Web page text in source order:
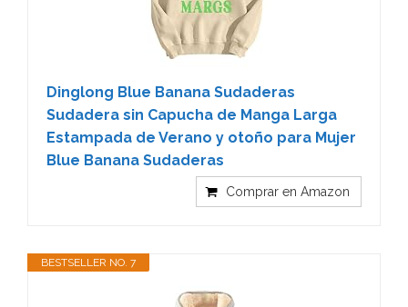
Dinglong Blue Banana Sudaderas
Sudadera sin Capucha de Manga Larga
Estampada de Verano y otoño para Mujer
Blue Banana Sudaderas
Comprar en Amazon
BESTSELLER NO. 7